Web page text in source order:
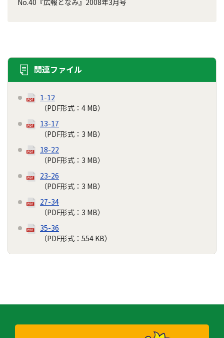
No.40『広報となみ』2008年3月号
関連ファイル
1-12
（PDF形式：4 MB）
13-17
（PDF形式：3 MB）
18-22
（PDF形式：3 MB）
23-26
（PDF形式：3 MB）
27-34
（PDF形式：3 MB）
35-36
（PDF形式：554 KB）